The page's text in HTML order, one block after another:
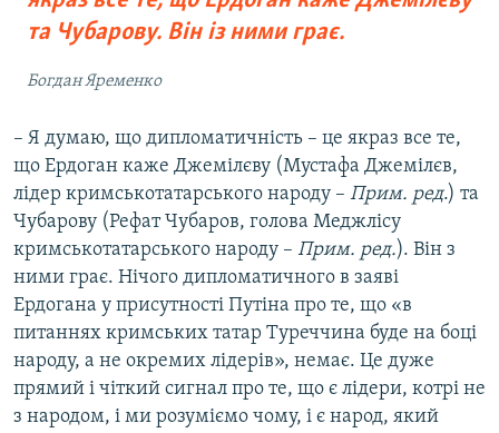
та Чубарову. Він із ними грає.
Богдан Яременко
– Я думаю, що дипломатичність – це якраз все те,
що Ердоган каже Джемілєву (Мустафа Джемілєв,
лідер кримськотатарського народу – Прим. ред.) та
Чубарову (Рефат Чубаров, голова Меджлісу
кримськотатарського народу – Прим. ред.). Він з
ними грає. Нічого дипломатичного в заяві
Ердогана у присутності Путіна про те, що «в
питаннях кримських татар Туреччина буде на боці
народу, а не окремих лідерів», немає. Це дуже
прямий і чіткий сигнал про те, що є лідери, котрі не
з народом, і ми розуміємо чому, і є народ, який